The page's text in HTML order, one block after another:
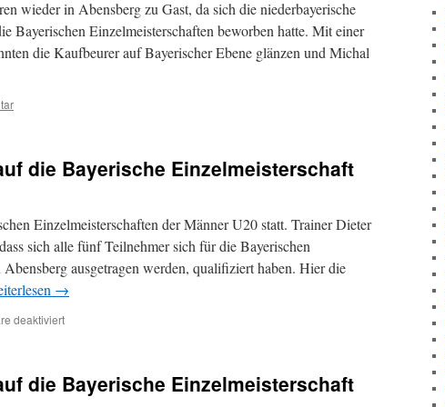
Gold
für
Michael
wieder in Abensberg zu Gast, da sich die niederbayerische
Bayerischen Einzelmeisterschaften beworben hatte. Mit einer
die Kaufbeurer auf Bayerischer Ebene glänzen und Michal
die Bayerische Einzelmeisterschaft
Einzelmeisterschaften der Männer U20 statt. Trainer Dieter
sich alle fünf Teilnehmer sich für die Bayerischen
ausgetragen werden, qualifiziert haben. Hier die
→
deaktiviertfür
auf
die Bayerische Einzelmeisterschaft